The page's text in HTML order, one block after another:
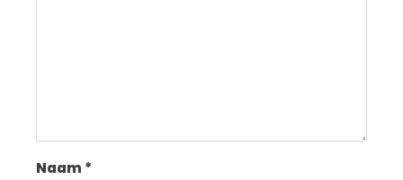
Naam *